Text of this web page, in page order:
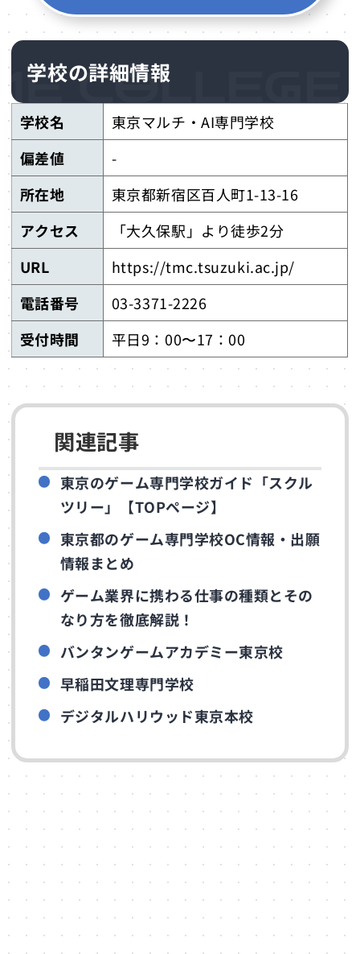
学校の詳細情報
学校名
東京マルチ・AI専門学校
偏差値
-
所在地
東京都新宿区百人町1-13-16
アクセス
「大久保駅」より徒歩2分
URL
https://tmc.tsuzuki.ac.jp/
電話番号
03-3371-2226
受付時間
平日9：00〜17：00
関連記事
東京のゲーム専門学校ガイド「スクル
ツリー」【TOPページ】
東京都のゲーム専門学校OC情報・出願
情報まとめ
ゲーム業界に携わる仕事の種類とその
なり方を徹底解説！
バンタンゲームアカデミー東京校
早稲田文理専門学校
デジタルハリウッド東京本校